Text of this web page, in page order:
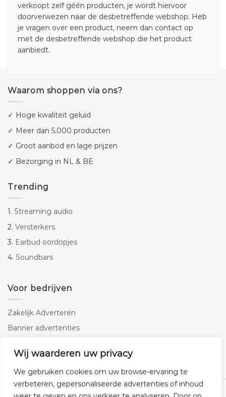
Wij waarderen uw privacy
We gebruiken cookies om uw browse-ervaring te
verbeteren, gepersonaliseerde advertenties of inhoud
verkoopt zelf géén producten, je wordt hiervoor
doorverwezen naar de desbetreffende webshop. Heb
je vragen over een product, neem dan contact op
met de desbetreffende webshop die het product
aanbiedt.
Waarom shoppen via ons?
✓ Hoge kwaliteit geluid
✓ Meer dan 5.000 producten
✓ Groot aanbod en lage prijzen
✓ Bezorging in NL & BE
Trending
1. Streaming audio
2. Versterkers
3. Earbud oordopjes
4. Soundbars
Voor bedrijven
Zakelijk Adverteren
Banner advertenties
SEO copywriting